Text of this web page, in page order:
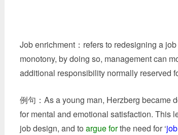
Job enrichment：refers to redesigning a
monotony, by doing so, management can
additional responsibility normally reserved
例句：As a young man, Herzberg became
for mental and emotional satisfaction. This
job design, and to argue forthe need for ‘